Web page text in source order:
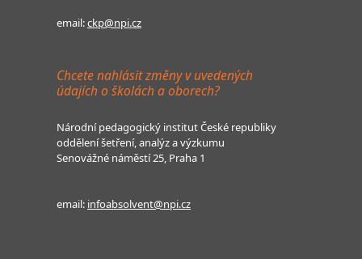
email:ckp@npi.cz
Chcete nahlásit změny v uvedených
údajích o školách a oborech?
Národní pedagogický institut České republiky
oddělení šetření, analýz a výzkumu
Senovážné náměstí 25, Praha 1
email: infoabsolvent@npi.cz